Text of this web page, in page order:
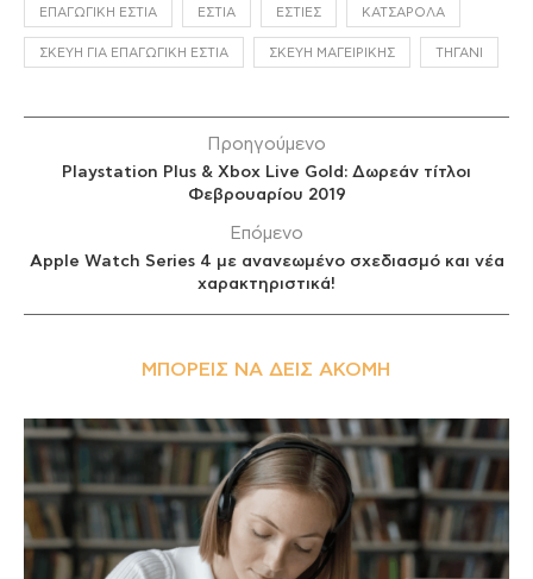
ΕΠΑΓΩΓΙΚΉ ΕΣΤΊΑ ΕΣΤΊΑ ΕΣΤΊΕΣ ΚΑΤΣΑΡΌΛΑ
ΣΚΕΎΗ ΓΙΑ ΕΠΑΓΩΓΙΚΉ ΕΣΤΊΑ ΣΚΕΎΗ ΜΑΓΕΙΡΙΚΉΣ ΤΗΓΆΝΙ
Προηγούμενο
Playstation Plus & Xbox Live Gold: Δωρεάν τίτλοι
Φεβρουαρίου 2019
Επόμενο
Apple Watch Series 4 με ανανεωμένο σχεδιασμό και νέα
χαρακτηριστικά!
ΜΠΟΡΕΊΣ ΝΑ ΔΕΙΣ ΑΚΌΜΗ